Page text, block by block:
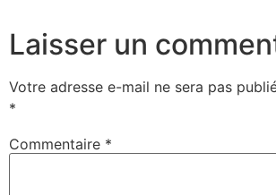
Laisser un
Votre adresse e-mail ne sera pas
*
Commentaire *